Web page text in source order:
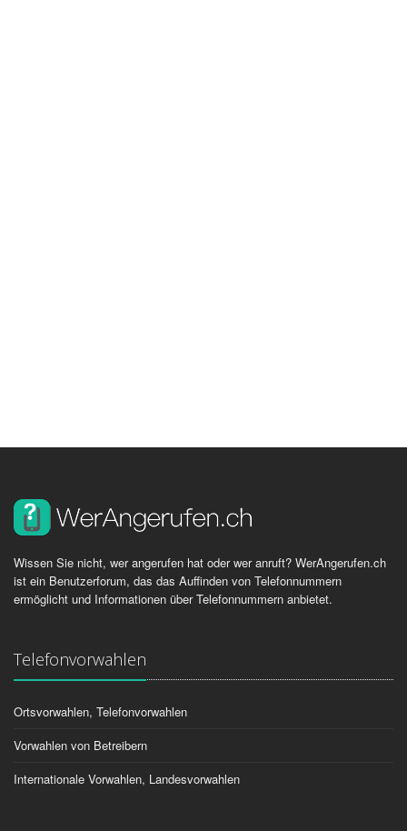
Wissen Sie nicht, wer angerufen hat oder wer anruft? WerAngerufen.ch
ist ein Benutzerforum, das das Auffinden von Telefonnummern
ermöglicht und Informationen über Telefonnummern anbietet.
Telefonvorwahlen
Ortsvorwahlen, Telefonvorwahlen
Vorwahlen von Betreibern
Internationale Vorwahlen, Landesvorwahlen